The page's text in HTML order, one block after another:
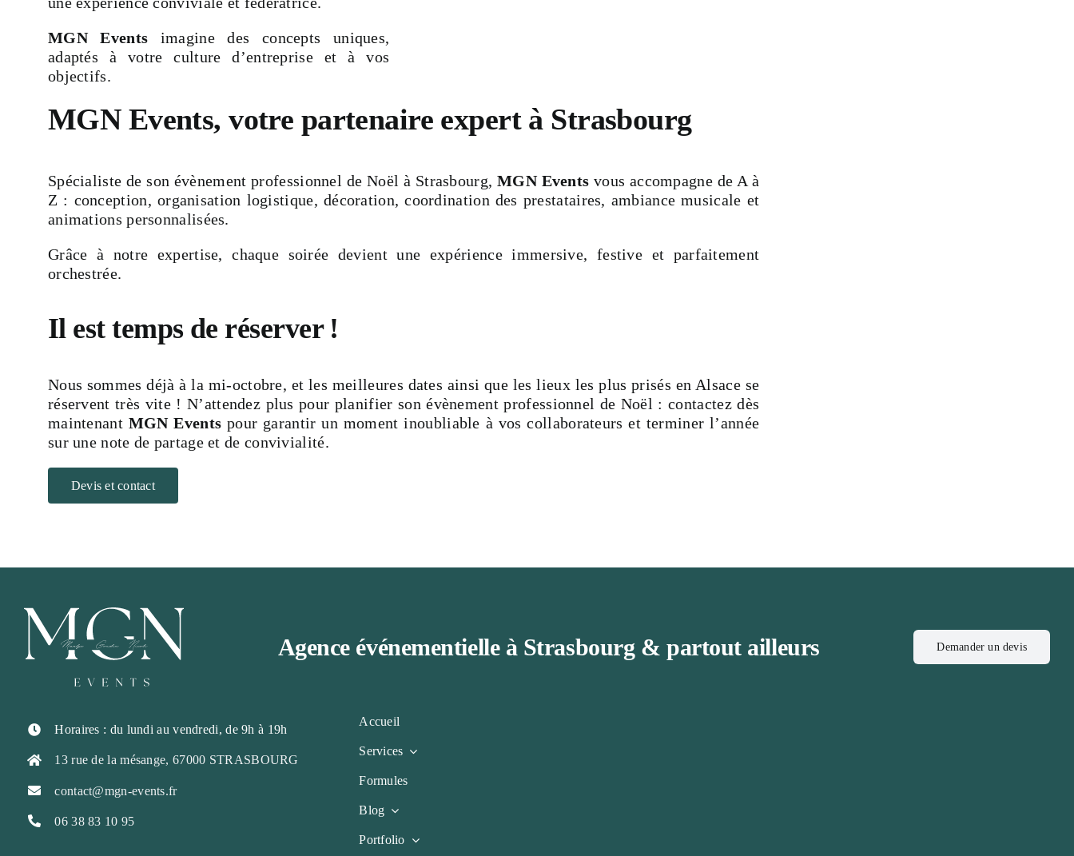
MGN Events imagine des concepts uniques,
adaptés à votre culture d’entreprise et à vos
objectifs.
MGN Events, votre partenaire expert à Strasbourg
Spécialiste de son évènement professionnel de Noël à Strasbourg, MGN Events vous accompagne de A à
Z : conception, organisation logistique, décoration, coordination des prestataires, ambiance musicale et
animations personnalisées.
Grâce à notre expertise, chaque soirée devient une expérience immersive, festive et parfaitement
orchestrée.
Il est temps de réserver !
Nous sommes déjà à la mi-octobre, et les meilleures dates ainsi que les lieux les plus prisés en Alsace se
réservent très vite ! N’attendez plus pour planifier son évènement professionnel de Noël : contactez dès
maintenant MGN Events pour garantir un moment inoubliable à vos collaborateurs et terminer l’année
sur une note de partage et de convivialité.
Devis et contact
Agence événementielle à Strasbourg & partout ailleurs Demander un devis
Horaires : du lundi au vendredi, de 9h à 19h
13 rue de la mésange, 67000 STRASBOURG
contact@mgn-events.fr
06 38 83 10 95
Accueil
Services
Formules
Blog
Portfolio